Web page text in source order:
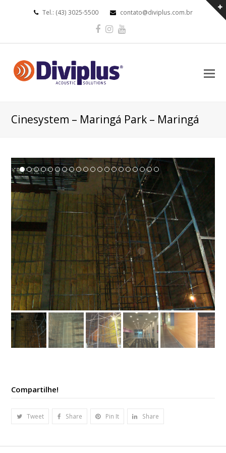
Tel.: (43) 3025-5500 contato@diviplus.com.br
Facebook
Instagram
Youtube
Cinesystem – Maringá Park – Maringá
Compartilhe!
Tweet Share Pin It Share